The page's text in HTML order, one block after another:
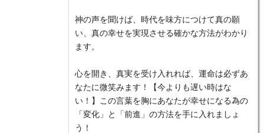
神の声を聞けば、時代を味方につけて真の願
い、真の幸せを実現させる確かな方法がわかり
ます。
心を開き、真実を受け入れれば、運命は必ずあ
なたに微笑みます！【今よりも遅い時はな
い！】この言葉を胸にあなたが幸せになる為の
「変化」と「前進」の方法を手に入れましょ
う！